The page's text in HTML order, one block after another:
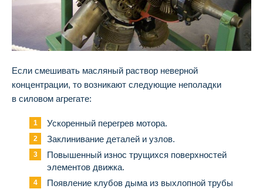
Если смешивать масляный раствор неверной
концентрации, то возникают следующие неполадки
в силовом агрегате:
Ускоренный перегрев мотора.
Заклинивание деталей и узлов.
Повышенный износ трущихся поверхностей
элементов движка.
Появление клубов дыма из выхлопной трубы